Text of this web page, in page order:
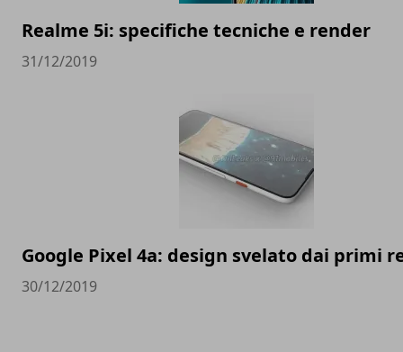
Realme 5i: specifiche tecniche e render
31/12/2019
Google Pixel 4a: design svelato dai primi
30/12/2019